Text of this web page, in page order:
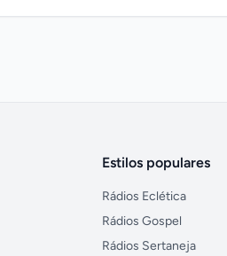
Estilos populares
Rádios Eclética
Rádios Gospel
Rádios Sertaneja